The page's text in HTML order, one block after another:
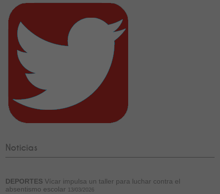
Noticias
DEPORTES Vícar impulsa un taller para luchar contra el
absentismo escolar 13/03/2026